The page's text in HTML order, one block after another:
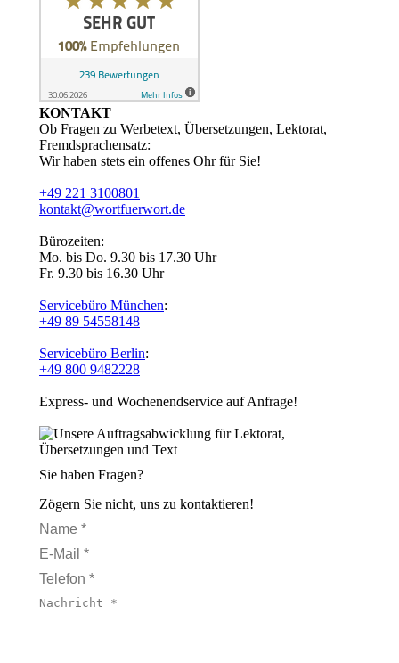
KONTAKT
Ob Fragen zu Werbetext, Übersetzungen, Lektorat,
Fremdsprachensatz:
Wir haben stets ein offenes Ohr für Sie!
+49 221 3100801
kontakt@wortfuerwort.de
Bürozeiten:
Mo. bis Do. 9.30 bis 17.30 Uhr
Fr. 9.30 bis 16.30 Uhr
Servicebüro München:
+49 89 54558148
Servicebüro Berlin:
+49 800 9482228
Express- und Wochenendservice auf Anfrage!
Sie haben Fragen?
Zögern Sie nicht, uns zu kontaktieren!
Name *
E-Mail *
Telefon *
Nachricht *